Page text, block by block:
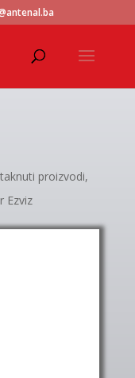
proizvodi,
Ezviz